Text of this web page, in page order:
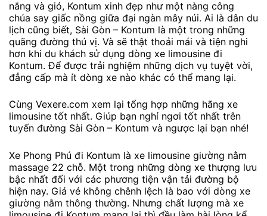
nắng và gió, Kontum xinh đẹp như một nàng công
chúa say giấc nồng giữa đại ngàn mây núi. Ai là dân du
lịch cũng biết, Sài Gòn – Kontum là một trong những
quãng đường thú vị. Và sẽ thật thoải mái và tiện nghi
hơn khi du khách sử dụng dòng xe limousine đi
Kontum. Để được trải nghiệm những dịch vụ tuyệt vời,
đẳng cấp mà ít dòng xe nào khác có thể mang lại.
Cùng Vexere.com xem lại tổng hợp những hãng xe
limousine tốt nhất. Giúp bạn nghỉ ngơi tốt nhất trên
tuyến đường Sài Gòn – Kontum và ngược lại bạn nhé!
Xe Phong Phú đi Kontum là xe limousine giường nằm
massage 22 chỗ. Một trong những dòng xe thượng lưu
bậc nhất đối với các phương tiện vận tải đường bộ
hiện nay. Giá vé không chênh lệch là bao với dòng xe
giường nằm thông thường. Nhưng chất lượng mà xe